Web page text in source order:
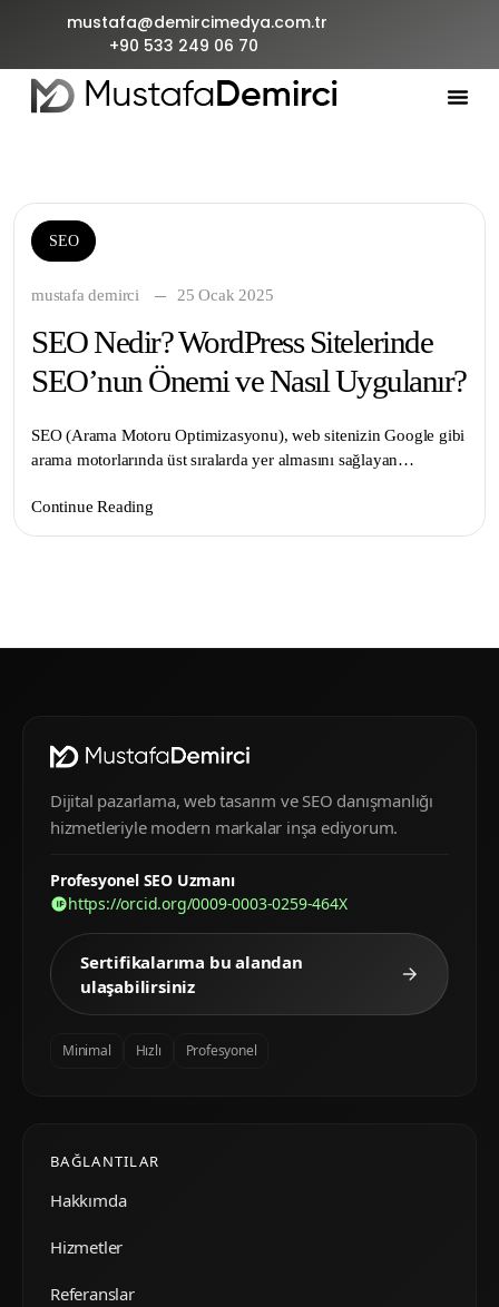
mustafa@demircimedya.com.tr
+90 533 249 06 70
SEO
mustafa demirci 25 Ocak 2025
SEO Nedir? WordPress Sitelerinde
SEO’nun Önemi ve Nasıl Uygulanır?
SEO (Arama Motoru Optimizasyonu), web sitenizin Google gibi
arama motorlarında üst sıralarda yer almasını sağlayan…
Continue Reading
Dijital pazarlama, web tasarım ve SEO danışmanlığı
hizmetleriyle modern markalar inşa ediyorum.
Profesyonel SEO Uzmanı
https://orcid.org/0009-0003-0259-464X
Sertifikalarıma bu alandan
ulaşabilirsiniz
Minimal Hızlı Profesyonel
BAĞLANTILAR
Hakkımda
Hizmetler
Referanslar